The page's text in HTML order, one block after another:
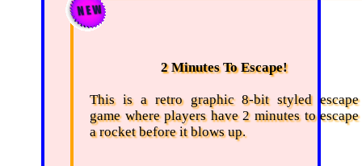
2 Minutes To Escape!
This is a retro graphic 8-bit styled escape
game where players have 2 minutes to escape
a rocket before it blows up.